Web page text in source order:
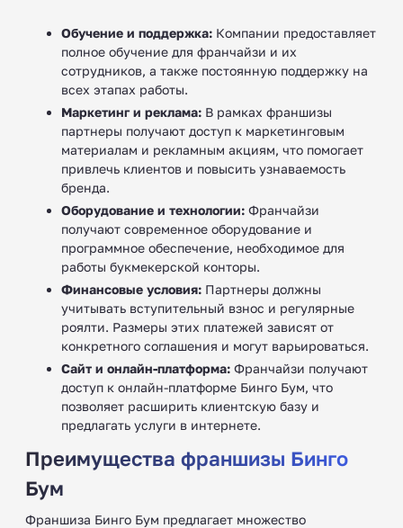
Обучение и поддержка: Компании предоставляет
полное обучение для франчайзи и их
сотрудников, а также постоянную поддержку на
всех этапах работы.
Маркетинг и реклама: В рамках франшизы
партнеры получают доступ к маркетинговым
материалам и рекламным акциям, что помогает
привлечь клиентов и повысить узнаваемость
бренда.
Оборудование и технологии: Франчайзи
получают современное оборудование и
программное обеспечение, необходимое для
работы букмекерской конторы.
Финансовые условия: Партнеры должны
учитывать вступительный взнос и регулярные
роялти. Размеры этих платежей зависят от
конкретного соглашения и могут варьироваться.
Сайт и онлайн-платформа: Франчайзи получают
доступ к онлайн-платформе Бинго Бум, что
позволяет расширить клиентскую базу и
предлагать услуги в интернете.
Преимущества франшизы Бинго
Бум
Франшиза Бинго Бум предлагает множество